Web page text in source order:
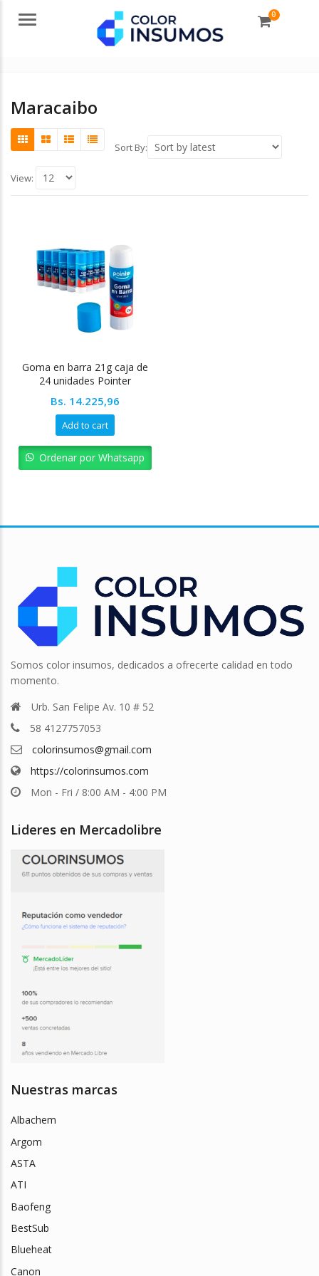
Menu 0
Maracaibo
Sort By:
View:
Goma en barra 21g caja de
24 unidades Pointer
Bs. 14.225,96
Add to cart
Ordenar por Whatsapp
Somos color insumos, dedicados a ofrecerte calidad en todo
momento.
Urb. San Felipe Av. 10 # 52
58 4127757053
colorinsumos@gmail.com
https://colorinsumos.com
Mon - Fri / 8:00 AM - 4:00 PM
Lideres en Mercadolibre
Nuestras marcas
Albachem
Argom
ASTA
ATI
Baofeng
BestSub
Blueheat
Canon